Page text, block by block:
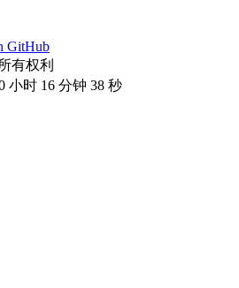
GitHub
有权利
小时 16 分钟 38 秒